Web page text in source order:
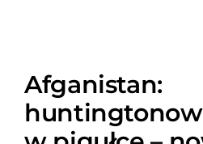
Afganistan: